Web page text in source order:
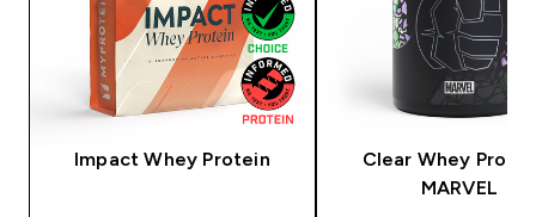
Impact Whey Protein
Clear Whey
MARVEL